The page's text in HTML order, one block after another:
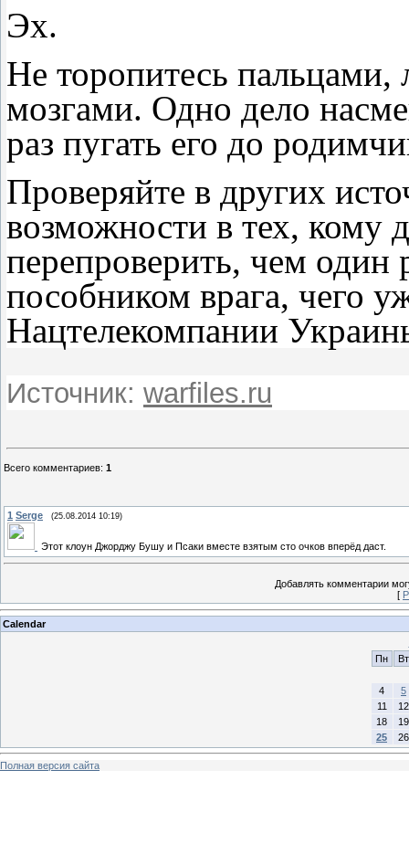
Эх.
Не торопитесь
мозгами. Одно дело
раз пугать его до
Проверяйте в других
возможности в тех, кому
перепроверить, чем один
пособником врага, чего
Нацтелекомпании
Источник: warfiles.ru
Всего комментариев: 1
1 Serge (25.08.2014 10:19)
Этот клоун Джорджу Бушу и Псаки вместе взятым сто очков вперёд даст.
Добавлять комментарии
[
Calendar
Пн
Вт
4
5
11
12
18
19
25
26
Полная версия сайта